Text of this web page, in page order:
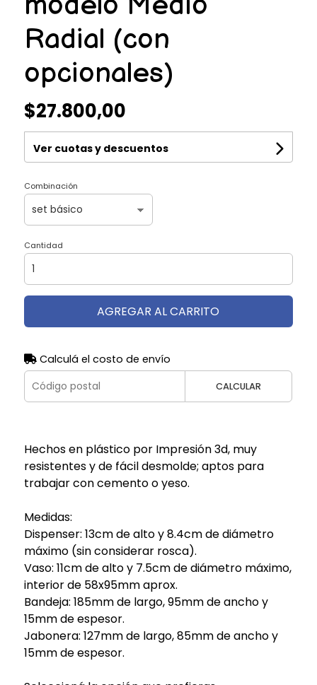
Radial (con
opcionales)
$27.800,00
Ver cuotas y descuentos
Combinación
Cantidad
AGREGAR AL CARRITO
Calculá el costo de envío
CALCULAR
Hechos en plástico por Impresión 3d, muy
resistentes y de fácil desmolde; aptos para
trabajar con cemento o yeso.
Medidas:
Dispenser: 13cm de alto y 8.4cm de diámetro
máximo (sin considerar rosca).
Vaso: 11cm de alto y 7.5cm de diámetro máximo,
interior de 58x95mm aprox.
Bandeja: 185mm de largo, 95mm de ancho y
15mm de espesor.
Jabonera: 127mm de largo, 85mm de ancho y
15mm de espesor.